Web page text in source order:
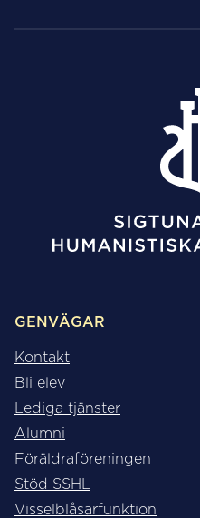
GENVÄGAR
Kontakt
Bli elev
Lediga tjänster
Alumni
Föräldraföreningen
Stöd SSHL
Visselblåsarfunktion